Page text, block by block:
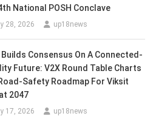
National POSH Conclave
28, 2026 up18news
Builds Consensus On A Connected-
Future: V2X Round Table Charts
Safety Roadmap For Viksit
2047
17, 2026 up18news